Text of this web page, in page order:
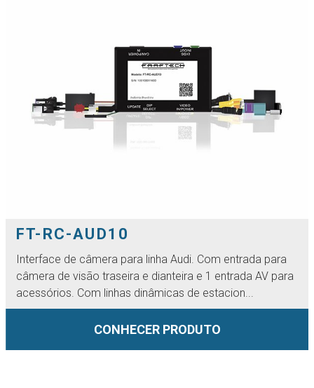
FT-RC-AUD10
Interface de câmera para linha Audi. Com entrada para
câmera de visão traseira e dianteira e 1 entrada AV para
acessórios. Com linhas dinâmicas de estacion...
CONHECER PRODUTO